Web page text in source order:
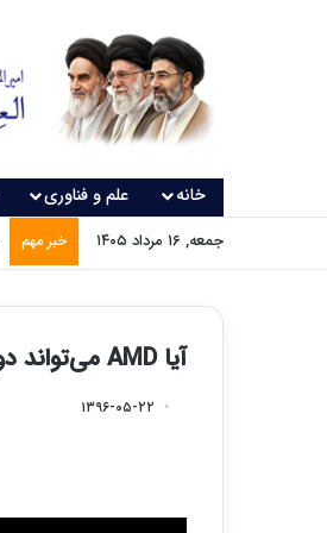
خانه علم و فناوری
جمعه, ۱۶ مرداد ۱۴۰۵ خبر مهم
آیا AMD می‌تواند دوباره رقیب انویدیا شود؟
۱۳۹۶-۰۵-۲۲